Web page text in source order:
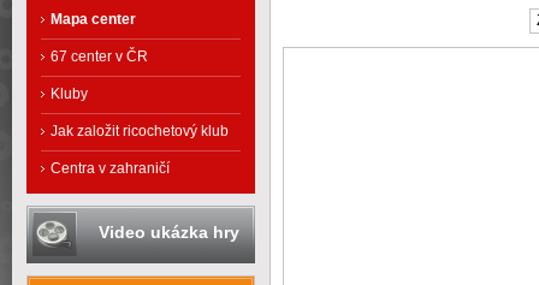
Mapa center
67 center v ČR
Kluby
Jak založit ricochetový klub
Centra v zahraničí
Video ukázka hry